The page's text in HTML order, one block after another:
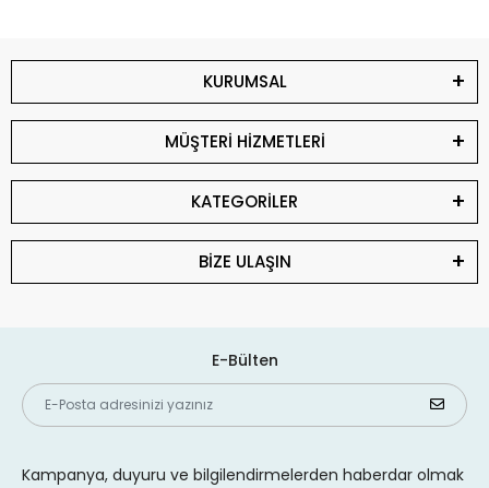
KURUMSAL
MÜŞTERİ HİZMETLERİ
KATEGORİLER
BİZE ULAŞIN
E-Bülten
Kampanya, duyuru ve bilgilendirmelerden haberdar olmak